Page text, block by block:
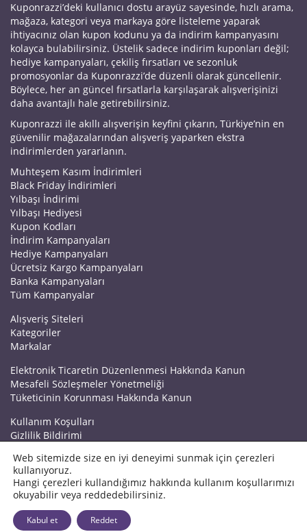
Kuponrazzi’deki kullanıcı dostu arayüz sayesinde, hızlı arama,
mağaza, kategori veya markaya göre listeleme yaparak
ihtiyacınız olan kupon kodunu ya da indirim kampanyasını
kolayca bulabilirsiniz. Üstelik sadece indirim kuponları değil;
hediye kampanyaları, çekiliş fırsatları ve sezonluk
promosyonlar da Kuponrazzi’de düzenli olarak güncellenir.
Böylece, her an güncel fırsatlarla karşılaşarak alışverişinizi
daha avantajlı hale getirebilirsiniz.
Kuponrazzi ile akıllı alışverişin keyfini çıkarın, Türkiye’nin en
güvenilir mağazalarından alışveriş yaparken ekstra
indirimlerden yararlanın.
Muhteşem Kasım İndirimleri
Black Friday İndirimleri
Yılbaşı İndirimi
Yılbaşı Hediyesi
Kupon Kodları
İndirim Kampanyaları
Hediye Kampanyaları
Ücretsiz Kargo Kampanyaları
Banka Kampanyaları
Tüm Kampanyalar
Alışveriş Siteleri
Kategoriler
Markalar
Elektronik Ticaretin Düzenlenmesi Hakkında Kanun
Mesafeli Sözleşmeler Yönetmeliği
Tüketicinin Korunması Hakkında Kanun
Kullanım Koşulları
Gizlilik Bildirimi
Kuponrazzi Blog
Mağaza Ekle
İletişim
© 2026 Kuponrazzi
Web sitemizde size en iyi deneyimi sunmak için çerezleri
kullanıyoruz.
Hangi çerezleri kullandığımız hakkında kullanım koşullarımızı
okuyabilir veya reddedebilirsiniz.
Kabul et Reddet